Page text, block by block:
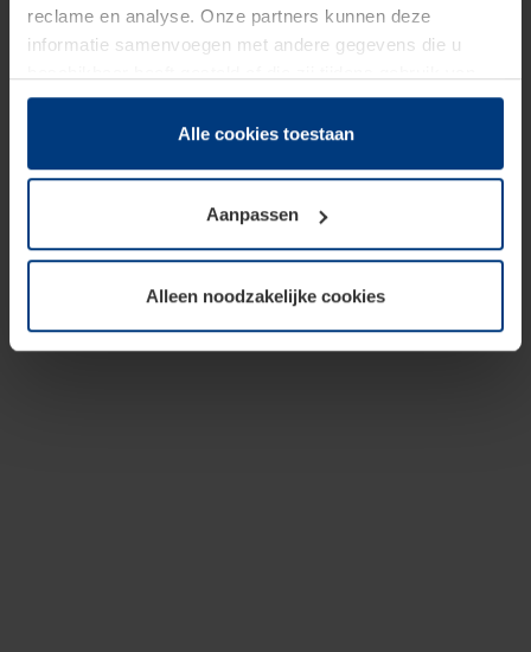
reclame en analyse. Onze partners kunnen deze
informatie samenvoegen met andere gegevens die u
hun diensten hebben verzameld.
Juridisch hebben wij het recht om cookies op uw
van deze pagina's absoluut vereist is. Voor alle andere
soorten cookies is uw toestemming benodigd. Uw
toestemming kunt u op elk moment bij de uitleg van de
wijzigen of herroepen.
Alle cookies toestaan
Aanpassen
Alleen noodzakelijke cookies